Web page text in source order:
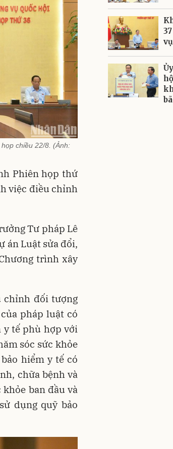
chiều 22/8. (Ảnh:
Phiên họp thứ
việc điều chỉnh
Tư pháp Lê
án Luật sửa đổi,
trình xây
chỉnh đối tượng
pháp luật có
y tế phù hợp với
sóc sức khỏe
hiểm y tế có
chữa bệnh và
ban đầu và
dụng quỹ bảo